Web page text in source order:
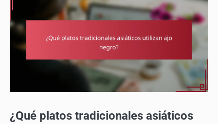
¿Qué platos tradicionales asiáticos